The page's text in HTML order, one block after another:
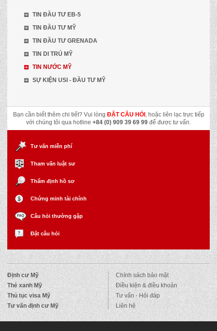
TIN ĐẦU TƯ EB-5
TIN ĐẦU TƯ MỸ
TIN ĐẦU TƯ GRENADA
TIN DI TRÚ MỸ
TIN NƯỚC MỸ
SỰ KIỆN USI - ĐẦU TƯ MỸ
Bạn cần biết thêm chi tiết? Vui lòng ĐẶT CÂU HỎI, hoặc liên lạc trực tiếp
với chúng tôi qua hotline +84 (0) 909 39 69 99 để được tư vấn.
Tư vấn miễn phí
Tham vấn luật sư
Thẩm định hồ sơ
Chứng minh tài chính
Câu hỏi thường gặp
Đặt câu hỏi
Định cư Mỹ
Thẻ xanh Mỹ
Thủ tục visa Mỹ
Tư vấn định cư Mỹ
Chính sách bảo mật
Điều kiện & điều khoản
Tư vấn - Hỏi đáp
Liên hệ